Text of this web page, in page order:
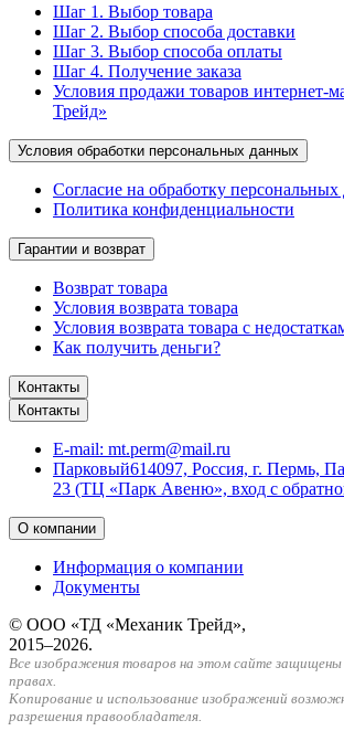
Шаг 1. Выбор товара
Шаг 2. Выбор способа доставки
Шаг 3. Выбор способа оплаты
Шаг 4. Получение заказа
Условия продажи товаров интернет-
Трейд»
Условия обработки персональных данных
Согласие на обработку
Политика конфиденциальности
Гарантии и возврат
Возврат товара
Условия возврата товара
Условия возврата товара с
Как получить деньги?
Контакты
Контакты
E-mail: mt.perm@mail.ru
Парковый614097, Россия, г. Пермь,
23 (ТЦ «Парк Авеню», вход с
О компании
Информация о компании
Документы
© ООО «ТД «Механик Трейд»,
2015–2026.
Все изображения товаров на этом сайте защищены
правах.
Копирование и использование изображений
разрешения правообладателя.